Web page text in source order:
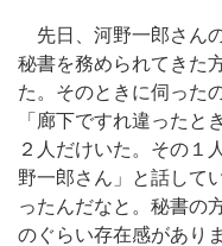
先日、河野一郎さん
秘書を務められてきた
た。そのときに伺った
「廊下ですれ違ったと
２人だけいた。その１
野一郎さん」と話して
ったんだなと。秘書の
のぐらい存在感があり